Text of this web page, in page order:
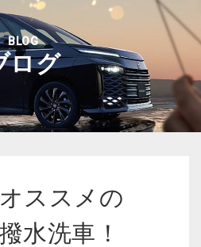
BLOG
ログ
ススメの
水洗車！